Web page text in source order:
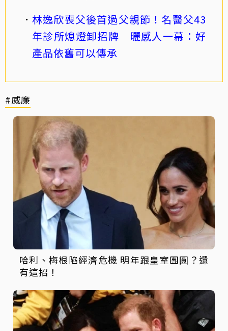
林逸欣喪父後首過父親節！名醫父43
年診所熄燈卸招牌 曬感人一幕：好
產品依舊可以傳承
#威廉
哈利、梅根陷經濟危機 明年跟皇室團圓？還
有這招！